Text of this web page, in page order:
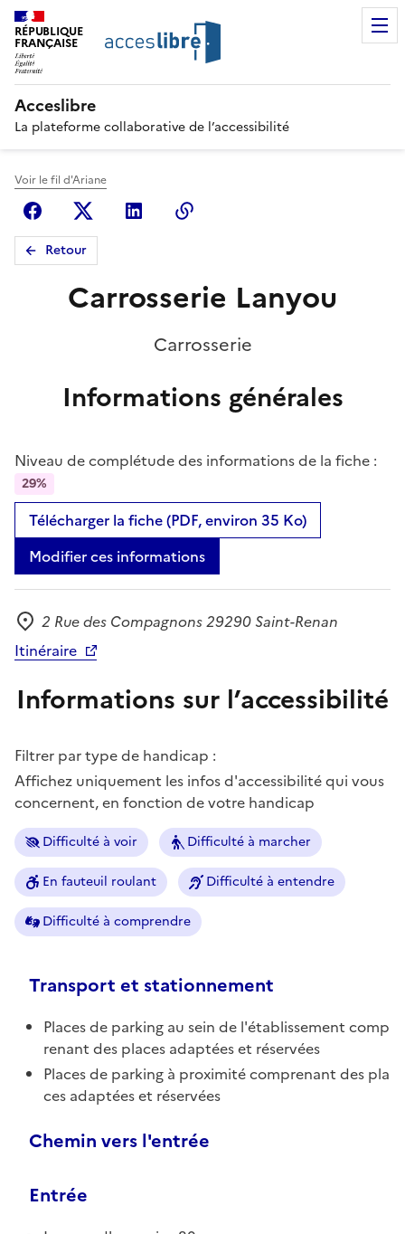
RÉPUBLIQUE
FRANÇAISE
Acceslibre
La plateforme collaborative de l’accessibilité
Voir le fil d'Ariane
FacebookX (anciennement Twitter)
Linkedin
Retour
Carrosserie Lanyou
Carrosserie
Informations générales
Niveau de complétude des informations de la fiche :
29%
Télécharger la fiche (PDF, environ 35 Ko)
Modifier ces informations
Adresse
2 Rue des Compagnons 29290 Saint-Renan
Itinéraire
Informations sur l’accessibilité
Filtrer par type de handicap :
Affichez uniquement les infos d'accessibilité qui vous
concernent, en fonction de votre handicap
Difficulté à voir Difficulté à marcher
En fauteuil roulant Difficulté à entendre
Difficulté à comprendre
Transport et stationnement
Places de parking au sein de l'établissement comp
renant des places adaptées et réservées
Places de parking à proximité comprenant des pla
ces adaptées et réservées
Chemin vers l'entrée
Entrée